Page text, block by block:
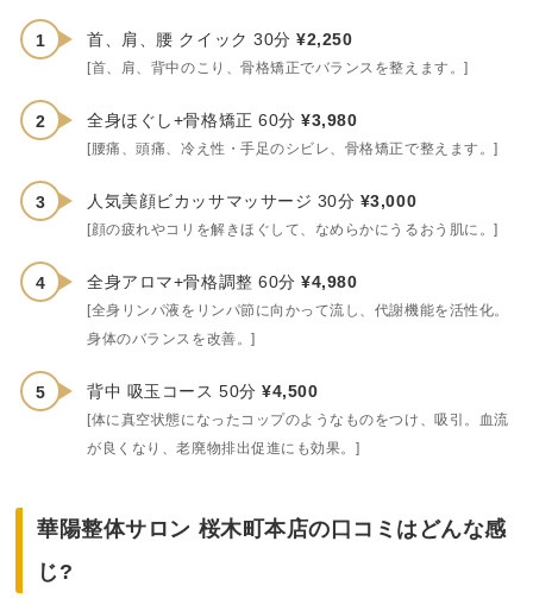
首、肩、腰 クイック 30分¥2,250
[首、肩、背中のこり、骨格矯正でバランスを整えます。]
全身ほぐし+骨格矯正 60分¥3,980
[腰痛、頭痛、冷え性・手足のシビレ、骨格矯正で整えます。]
人気美顔ビカッサマッサージ 30分 ¥3,000
[顔の疲れやコリを解きほぐして、なめらかにうるおう肌に。]
全身アロマ+骨格調整 60分¥4,980
[全身リンパ液をリンパ節に向かって流し、代謝機能を活性化。
身体のバランスを改善。]
背中 吸玉コース 50分¥4,500
[体に真空状態になったコップのようなものをつけ、吸引。血流
が良くなり、老廃物排出促進にも効果。]
華陽整体サロン 桜木町本店の口コミはどんな感
じ?